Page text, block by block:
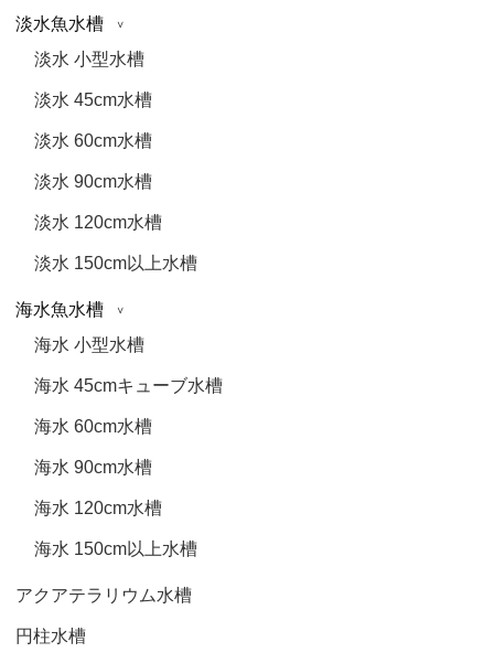
淡水魚水槽
淡水 小型水槽
淡水 45cm水槽
淡水 60cm水槽
淡水 90cm水槽
淡水 120cm水槽
淡水 150cm以上水槽
海水魚水槽
海水 小型水槽
海水 45cmキューブ水槽
海水 60cm水槽
海水 90cm水槽
海水 120cm水槽
海水 150cm以上水槽
アクアテラリウム水槽
円柱水槽